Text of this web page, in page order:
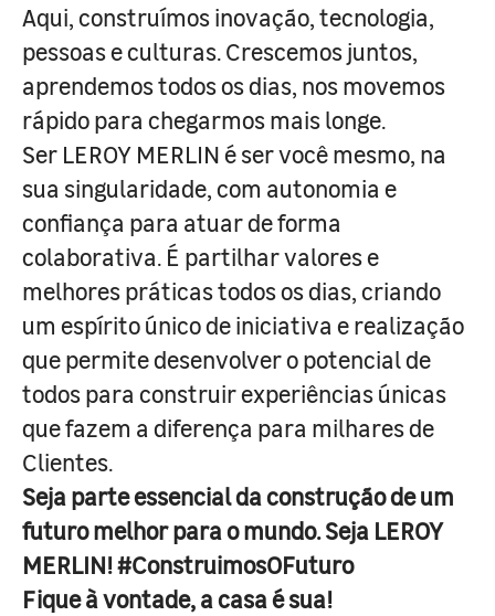
Aqui, construímos inovação, tecnologia,
pessoas e culturas. Crescemos juntos,
aprendemos todos os dias, nos movemos
rápido para chegarmos mais longe.
Ser LEROY MERLIN é ser você mesmo, na
sua singularidade, com autonomia e
confiança para atuar de forma
colaborativa. É partilhar valores e
melhores práticas todos os dias, criando
um espírito único de iniciativa e realização
que permite desenvolver o potencial de
todos para construir experiências únicas
que fazem a diferença para milhares de
Clientes.
Seja parte essencial da construção de um
futuro melhor para o mundo. Seja LEROY
MERLIN! #ConstruimosOFuturo
Fique à vontade, a casa é sua!